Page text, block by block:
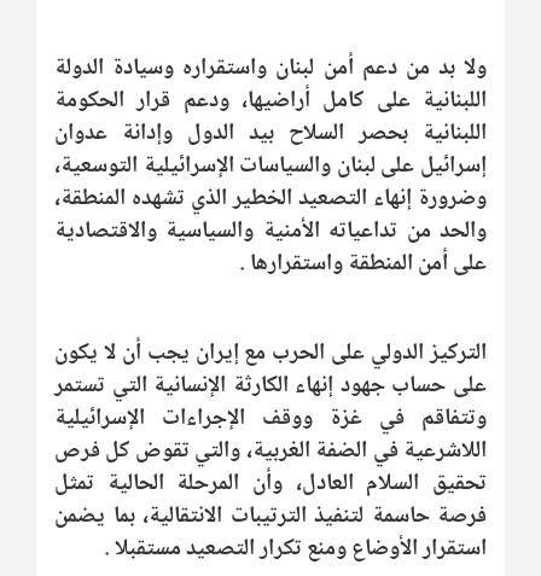
ولا بد من دعم أمن لبنان واستقراره وسيادة الدولة
اللبنانية على كامل أراضيها، ودعم قرار الحكومة
اللبنانية بحصر السلاح بيد الدول وإدانة عدوان
إسرائيل على لبنان والسياسات الإسرائيلية التوسعية،
وضرورة إنهاء التصعيد الخطير الذي تشهده المنطقة،
والحد من تداعياته الأمنية والسياسية والاقتصادية
على أمن المنطقة واستقرارها .
التركيز الدولي على الحرب مع إيران يجب أن لا يكون
على حساب جهود إنهاء الكارثة الإنسانية التي تستمر
وتتفاقم في غزة ووقف الإجراءات الإسرائيلية
اللاشرعية في الضفة الغربية، والتي تقوض كل فرص
تحقيق السلام العادل، وأن المرحلة الحالية تمثل
فرصة حاسمة لتنفيذ الترتيبات الانتقالية، بما يضمن
استقرار الأوضاع ومنع تكرار التصعيد مستقبلا .